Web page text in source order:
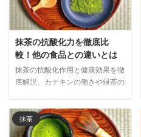
抹茶の抗酸化力を徹底比
較！他の食品との違いとは
抹茶の抗酸化作用と健康効果を徹
底解説。カテキンの働きや緑茶の
抹茶が注目される理由と日常的な
取り入れ方をご紹介します。
抹茶